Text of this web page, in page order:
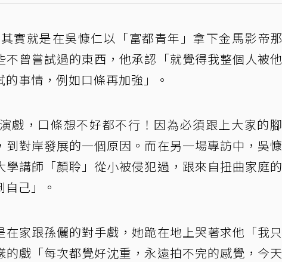
實就是在吳慷仁以「富都青年」拿下金馬影帝那
曾嘗試過的東西，他承認「就覺得我整個人被他
事情，例如口條再加強」。
戲，口條想不好都不行！因為必須跟上大家的腳
對岸發展的一個原因。而在另一場專訪中，吳慷
講師「顏聆」從小被侵犯過，跟來自扭曲家庭的
己」。
家跟孫儷的對手戲，她跪在地上哭著求他「我只
戲「每次都覺好沈重，永遠拍不完的感覺，今天